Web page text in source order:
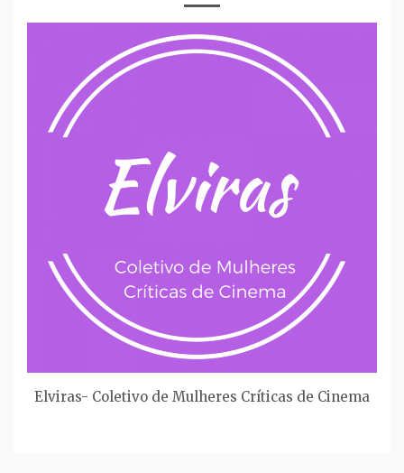
Elviras- Coletivo de Mulheres Críticas de Cinema